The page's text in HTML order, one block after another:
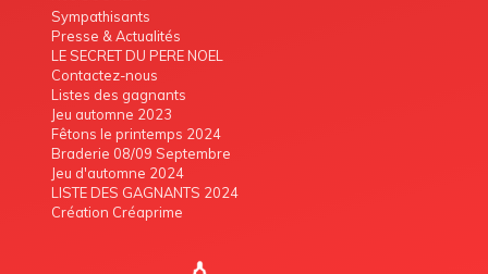
Sympathisants
Presse & Actualités
LE SECRET DU PERE NOEL
Contactez-nous
Listes des gagnants
Jeu automne 2023
Fêtons le printemps 2024
Braderie 08/09 Septembre
Jeu d'automne 2024
LISTE DES GAGNANTS 2024
Création Créaprime